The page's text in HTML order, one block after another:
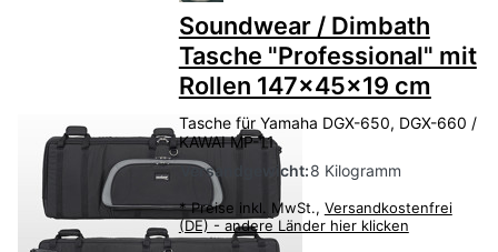
Soundwear / Dimbath
Tasche "Professional" mit
Rollen 147x45x19 cm
Tasche für Yamaha DGX-650, DGX-660 /
KAWAI MP-11
Versandgewicht:8 Kilogramm
* Preise inkl. MwSt., Versandkostenfrei
(DE) - andere Länder hier klicken